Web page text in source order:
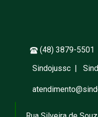
(48) 3879-
Sindojussc